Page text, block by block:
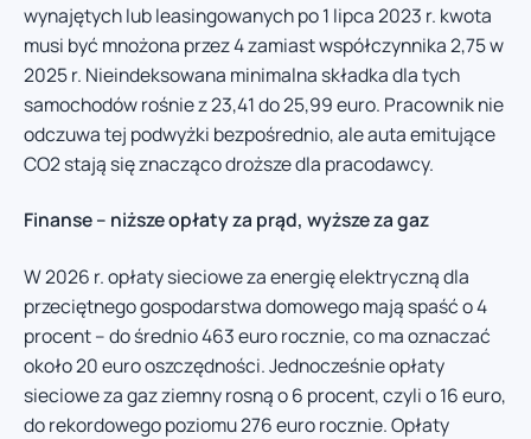
wynajętych lub leasingowanych po 1 lipca 2023 r. kwota
musi być mnożona przez 4 zamiast współczynnika 2,75 w
2025 r. Nieindeksowana minimalna składka dla tych
samochodów rośnie z 23,41 do 25,99 euro. Pracownik nie
odczuwa tej podwyżki bezpośrednio, ale auta emitujące
CO2 stają się znacząco droższe dla pracodawcy.
Finanse – niższe opłaty za prąd, wyższe za gaz
W 2026 r. opłaty sieciowe za energię elektryczną dla
przeciętnego gospodarstwa domowego mają spaść o 4
procent – do średnio 463 euro rocznie, co ma oznaczać
około 20 euro oszczędności. Jednocześnie opłaty
sieciowe za gaz ziemny rosną o 6 procent, czyli o 16 euro,
do rekordowego poziomu 276 euro rocznie. Opłaty